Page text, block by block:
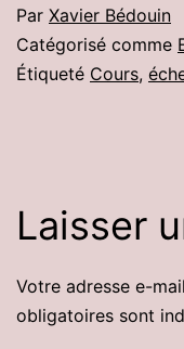
Par Xavier Bédouin
Catégorisé comme
Étiqueté Cours,
Laisser
Votre adresse e-
obligatoires sont